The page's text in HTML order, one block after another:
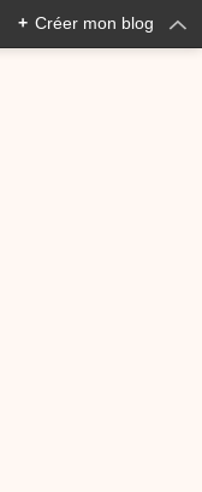
+ Créer mon blog